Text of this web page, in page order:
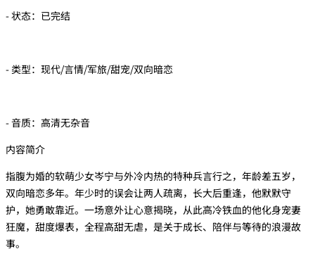
- 状态：已完结
- 类型：现代/言情/军旅/甜宠/双向暗恋
- 音质：高清无杂音
内容简介
指腹为婚的软萌少女岑宁与外冷内热的特种兵言行之，年龄差五岁，
双向暗恋多年。年少时的误会让两人疏离，长大后重逢，他默默守
护，她勇敢靠近。一场意外让心意揭晓，从此高冷铁血的他化身宠妻
狂魔，甜度爆表，全程高甜无虐，是关于成长、陪伴与等待的浪漫故
事。